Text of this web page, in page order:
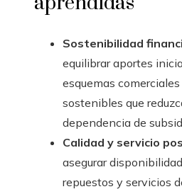
Sostenibilidad
equilibrar aportes
esquemas comerciales
sostenibles que
dependencia de
Calidad y servicio
asegurar
repuestos y servicios